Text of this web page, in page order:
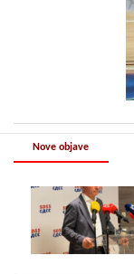
Nove objave